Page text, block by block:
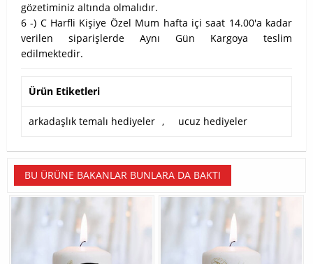
gözetiminiz altında olmalıdır.
6 -) C Harfli Kişiye Özel Mum hafta içi saat 14.00'a kadar
verilen siparişlerde Aynı Gün Kargoya teslim
edilmektedir.
Ürün Etiketleri
arkadaşlık temalı hediyeler , ucuz hediyeler
BU ÜRÜNE BAKANLAR BUNLARA DA BAKTI